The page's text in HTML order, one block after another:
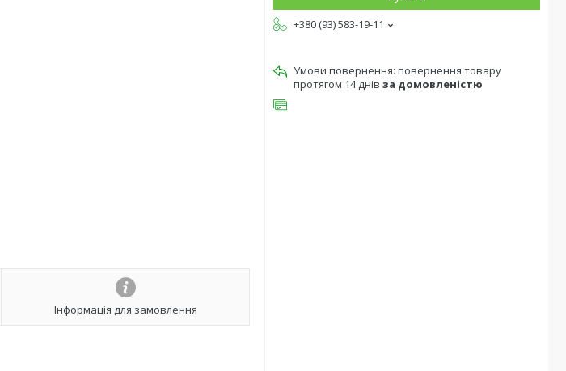
Інформація для замовлення
+380 (93) 583-19-11
повернення товару
протягом 14 днів за домовленістю